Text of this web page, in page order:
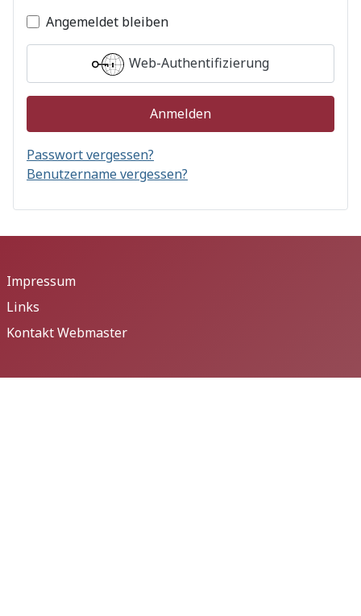
Angemeldet bleiben
Web-Authentifizierung
Anmelden
Passwort vergessen?
Benutzername vergessen?
Impressum
Links
Kontakt Webmaster